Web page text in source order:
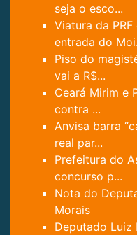
seja o esco...
Viatura da
entrada do
Piso do
vai a R$...
Ceará Mirim e
contra ...
Anvisa barra
real par...
Prefeitura do
concurso p...
Nota do
Morais
Deputado Luiz